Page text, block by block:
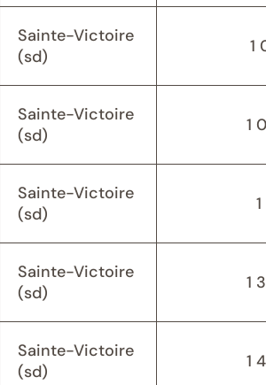
Sainte-Victoire
(sd)
1
Sainte-Victoire
(sd)
1
Sainte-Victoire
(sd)
Sainte-Victoire
(sd)
1
Sainte-Victoire
(sd)
1